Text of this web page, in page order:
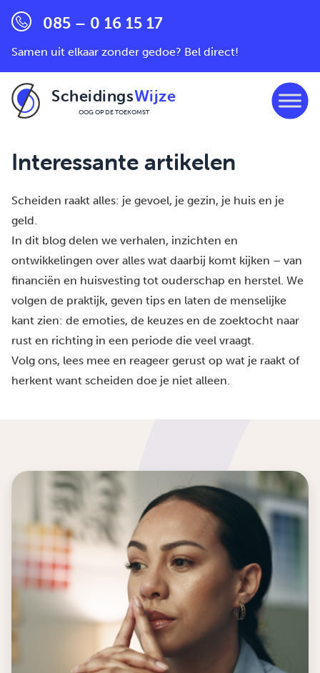
085 – 0 16 15 17
Samen uit elkaar zonder gedoe? Bel direct!
ScheidingsWijze
OOG OP DE TOEKOMST
Interessante artikelen
Scheiden raakt alles: je gevoel, je gezin, je huis en je
geld.
In dit blog delen we verhalen, inzichten en
ontwikkelingen over alles wat daarbij komt kijken – van
financiën en huisvesting tot ouderschap en herstel. We
volgen de praktijk, geven tips en laten de menselijke
kant zien: de emoties, de keuzes en de zoektocht naar
rust en richting in een periode die veel vraagt.
Volg ons, lees mee en reageer gerust op wat je raakt of
herkent want scheiden doe je niet alleen.